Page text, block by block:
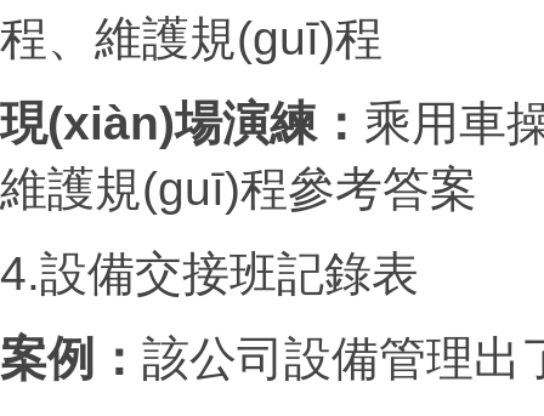
程、維護規(guī)程
現(xiàn)場演練： 乘用車操
維護規(guī)程參考答案
4.設備交接班記錄表
案例： 該公司設備管理出